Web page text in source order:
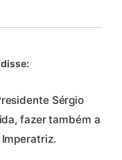
disse:
Sérgio
fazer também a